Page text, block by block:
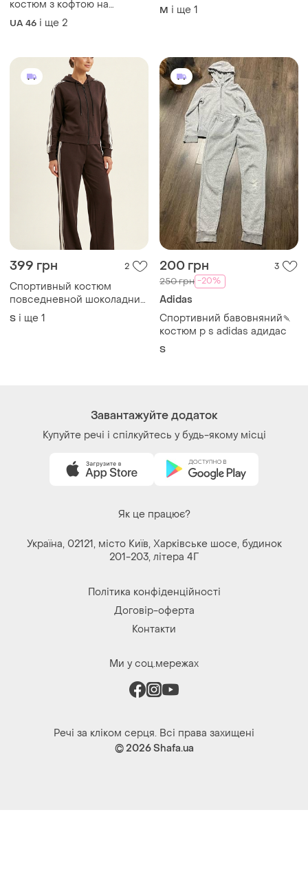
костюм з кофтою на
блискавці з штанами
джоггерами з кишенями
UA 46 і ще 2
M і ще 1
399 грн 2
Спортивный костюм
повседневной шоколадний
колір
S і ще 1
200 грн 3
250 грн -20%
Adidas
Спортивний бавовняний🍡
костюм р s adidas адидас
S
Завантажуйте додаток
Купуйте речі і спілкуйтесь у будь-якому місці
Як це працює?
Україна, 02121, місто Київ, Харківське шосе, будинок
201-203, літера 4Г
Політика конфіденційності
Договір-оферта
Контакти
Ми у соц.мережах
Речі за кліком серця. Всі права захищені
© 2026Shafa.ua